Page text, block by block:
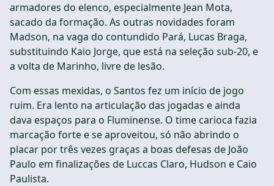
armadores do elenco, especialmente Jean Mota,
sacado da formação. As outras novidades foram
Madson, na vaga do contundido Pará, Lucas Braga,
substituindo Kaio Jorge, que está na seleção sub-20, e
a volta de Marinho, livre de lesão.
Com essas mexidas, o Santos fez um início de jogo
ruim. Era lento na articulação das jogadas e ainda
dava espaços para o Fluminense. O time carioca fazia
marcação forte e se aproveitou, só não abrindo o
placar por três vezes graças a boas defesas de João
Paulo em finalizações de Luccas Claro, Hudson e Caio
Paulista.